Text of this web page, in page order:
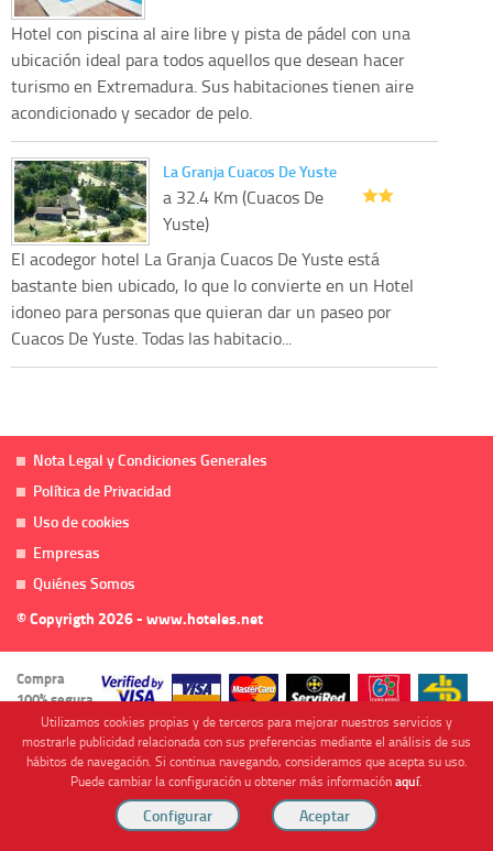
Hotel con piscina al aire libre y pista de pádel con una
ubicación ideal para todos aquellos que desean hacer
turismo en Extremadura. Sus habitaciones tienen aire
acondicionado y secador de pelo.
La Granja Cuacos De Yuste
a 32.4 Km (Cuacos De
Yuste)
El acodegor hotel La Granja Cuacos De Yuste está
bastante bien ubicado, lo que lo convierte en un Hotel
idoneo para personas que quieran dar un paseo por
Cuacos De Yuste. Todas las habitacio...
Nota Legal y Condiciones Generales
Política de Privacidad
Uso de cookies
Empresas
Quiénes Somos
© Copyrigth 2026 - www.hoteles.net
Compra
100% segura
Cofinanciado por
Utilizamos cookies propias y de terceros para mejorar nuestros servicios y
mostrarle publicidad relacionada con sus preferencias mediante el análisis de sus
hábitos de navegación. Si continua navegando, consideramos que acepta su uso.
Puede cambiar la configuración u obtener más informaciónaquí.